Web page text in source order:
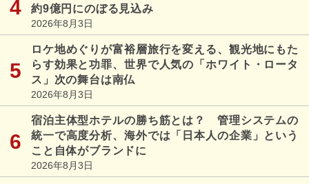
約9億円にのぼる見込み
2026年8月3日
ロケ地めぐりが富裕層旅行を変える、観光地にもた
らす効果と功罪、世界で人気の「ホワイト・ロータ
ス」次の舞台は南仏
2026年8月3日
宿泊主体型ホテルの勝ち筋とは？ 管理システムの
統一で高度分析、海外では「日本人の企業」という
こと自体がブランドに
2026年8月3日